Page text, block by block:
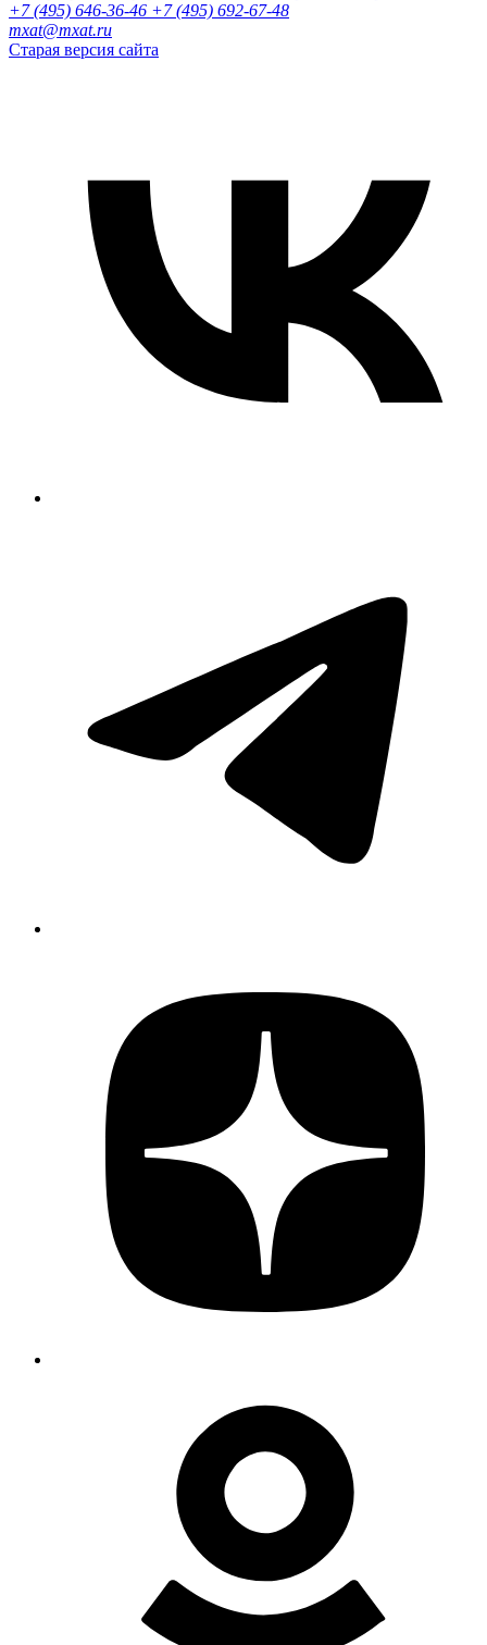
+7 (495) 646-36-46 +7 (495) 692-67-48‬
mxat@mxat.ru
Старая версия сайта